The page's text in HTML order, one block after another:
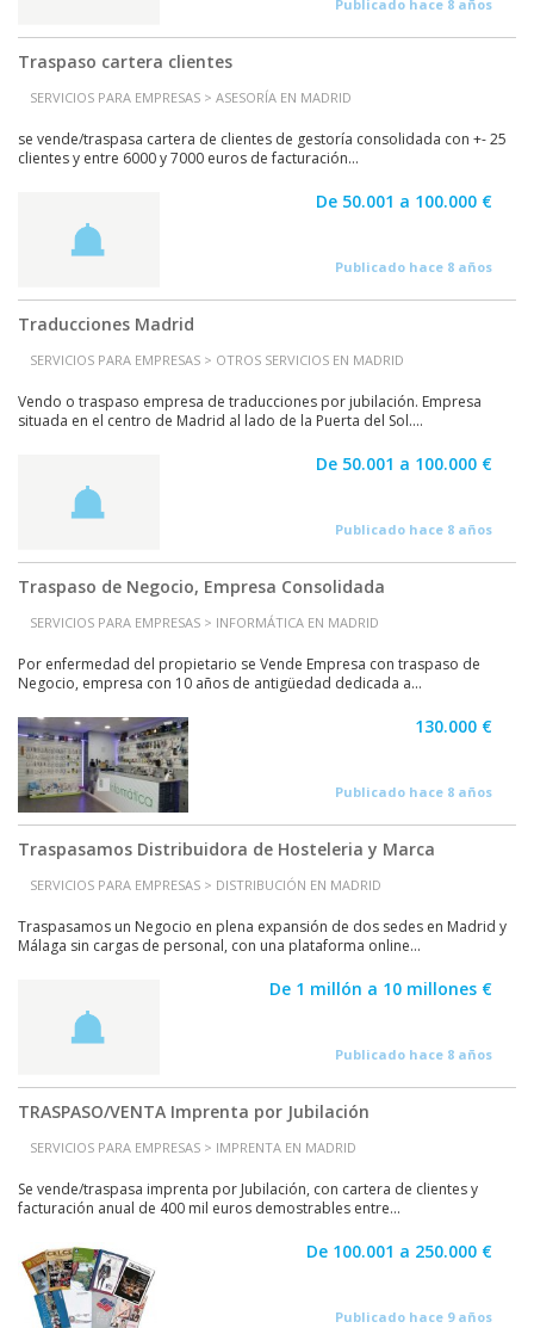
Publicado hace 8 años
Traspaso cartera clientes
SERVICIOS PARA EMPRESAS > ASESORÍA EN MADRID
se vende/traspasa cartera de clientes de gestoría consolidada con +- 25
clientes y entre 6000 y 7000 euros de facturación...
De 50.001 a 100.000 €
Publicado hace 8 años
Traducciones Madrid
SERVICIOS PARA EMPRESAS > OTROS SERVICIOS EN MADRID
Vendo o traspaso empresa de traducciones por jubilación. Empresa
situada en el centro de Madrid al lado de la Puerta del Sol....
De 50.001 a 100.000 €
Publicado hace 8 años
Traspaso de Negocio, Empresa Consolidada
SERVICIOS PARA EMPRESAS > INFORMÁTICA EN MADRID
Por enfermedad del propietario se Vende Empresa con traspaso de
Negocio, empresa con 10 años de antigüedad dedicada a...
130.000 €
Publicado hace 8 años
Traspasamos Distribuidora de Hosteleria y Marca
SERVICIOS PARA EMPRESAS > DISTRIBUCIÓN EN MADRID
Traspasamos un Negocio en plena expansión de dos sedes en Madrid y
Málaga sin cargas de personal, con una plataforma online...
De 1 millón a 10 millones €
Publicado hace 8 años
TRASPASO/VENTA Imprenta por Jubilación
SERVICIOS PARA EMPRESAS > IMPRENTA EN MADRID
Se vende/traspasa imprenta por Jubilación, con cartera de clientes y
facturación anual de 400 mil euros demostrables entre...
De 100.001 a 250.000 €
Publicado hace 9 años